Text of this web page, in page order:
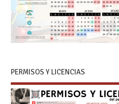
PERMISOS Y LICENCIAS